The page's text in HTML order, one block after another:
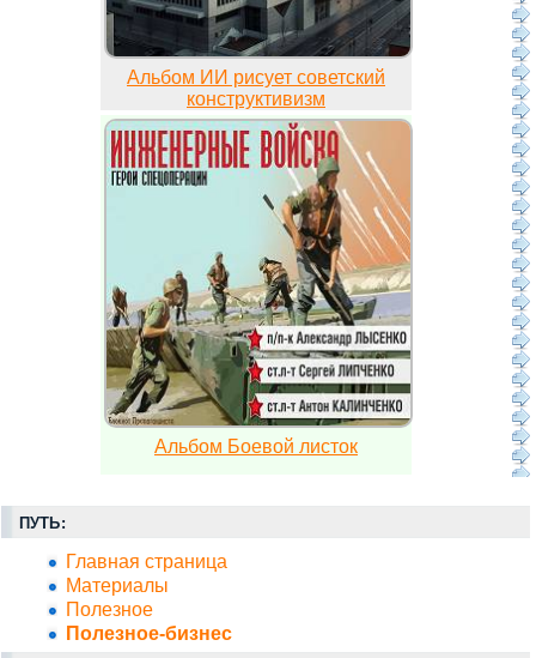
Альбом ИИ рисует советский
конструктивизм
Альбом Боевой листок
ПУТЬ:
Главная страница
Материалы
Полезное
Полезное-бизнес